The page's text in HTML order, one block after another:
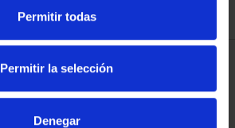
Permitir todas
Permitir la selección
Denegar